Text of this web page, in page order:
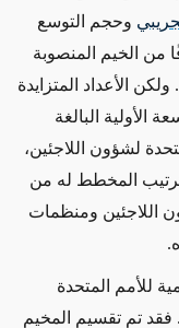
وحجم التوسع
من الخيم المنصوبة
الأعداد المتزايدة
الأولية البالغة
لشؤون اللاجئين،
المخطط له من
اللاجئين ومنظمات
للأمم المتحدة
فقد تم تقسيم المخيم